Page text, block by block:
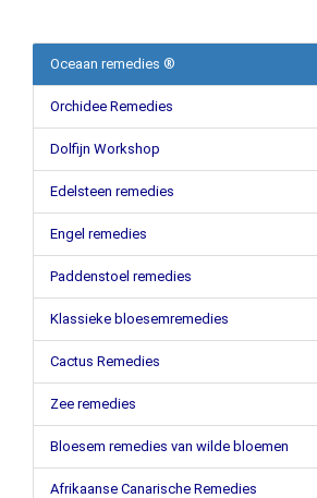
Oceaan remedies ®
Orchidee Remedies
Dolfijn Workshop
Edelsteen remedies
Engel remedies
Paddenstoel remedies
Klassieke bloesemremedies
Cactus Remedies
Zee remedies
Bloesem remedies van wilde bloemen
Afrikaanse Canarische Remedies